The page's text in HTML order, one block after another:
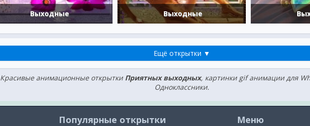
Выходные Выходные
Ещё открытки ▼
Красивые анимационные открытки Приятных выходных, картинки gif анимации для
Одноклассники.
Популярные открытки Меню